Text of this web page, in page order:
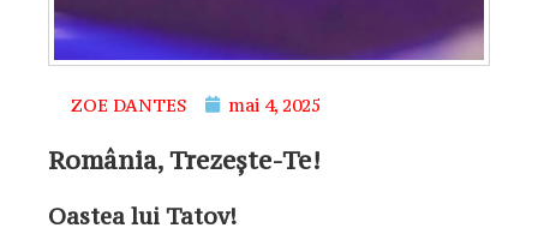
ZOE DANTES mai 4, 2025
România, Trezește-Te!
Oastea lui Tatov!